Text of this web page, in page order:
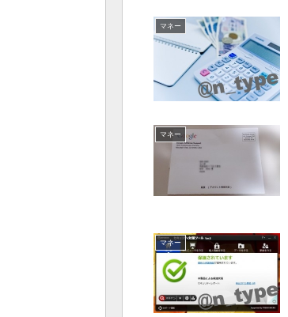
マネー
マネー
マネー